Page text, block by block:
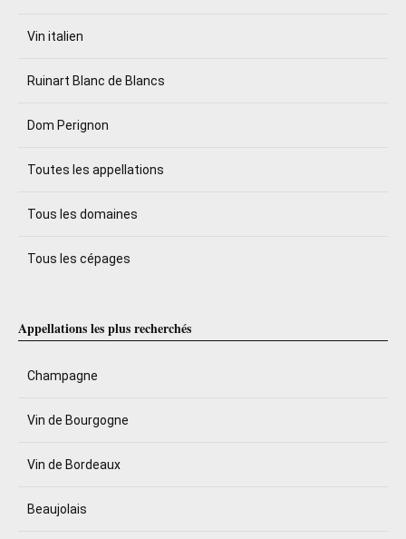
Vin italien
Ruinart Blanc de Blancs
Dom Perignon
Toutes les appellations
Tous les domaines
Tous les cépages
Appellations les plus recherchés
Champagne
Vin de Bourgogne
Vin de Bordeaux
Beaujolais